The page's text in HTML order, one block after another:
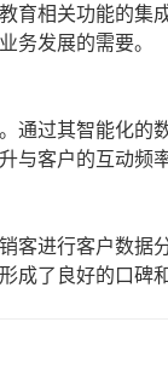
育相关功能的集
务发展的需要。
通过其智能化的
客户的互动频率
客进行客户数据
了良好的口碑